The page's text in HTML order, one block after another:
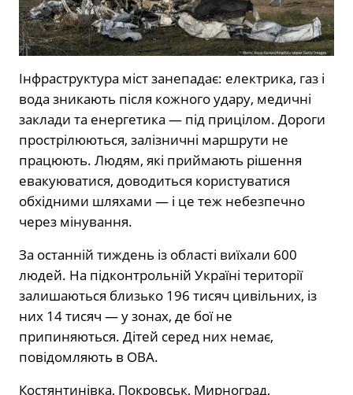
Інфраструктура міст занепадає: електрика, газ і
вода зникають після кожного удару, медичні
заклади та енергетика — під прицілом. Дороги
прострілюються, залізничні маршрути не
працюють. Людям, які приймають рішення
евакуюватися, доводиться користуватися
обхідними шляхами — і це теж небезпечно
через мінування.
За останній тиждень із області виїхали 600
людей. На підконтрольній Україні території
залишаються близько 196 тисяч цивільних, із
них 14 тисяч — у зонах, де бої не
припиняються. Дітей серед них немає,
повідомляють в ОВА.
Костянтинівка, Покровськ, Мирноград,